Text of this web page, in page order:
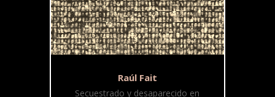
Raúl Fait
Secuestrado y desaparecido en